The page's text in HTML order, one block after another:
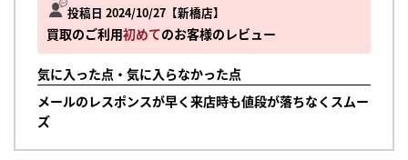
投稿日 2024/10/27 新橋店
買取のご利用初めてのお客様のレビュー
気に入った点・気に入らなかった点
メールのレスポンスが早く来店時も値段が落ちなくスムー
ズ